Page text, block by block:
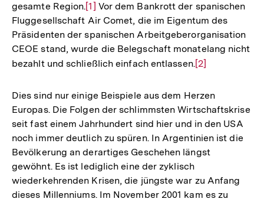
gesamte Region.Zur
Auflösung
der
Fußnote
[1] Vor dem Bankrott der spanischen
Fluggesellschaft Air Comet, die im Eigentum des
Präsidenten der spanischen Arbeitgeberorganisation
CEOE stand, wurde die Belegschaft monatelang nicht
bezahlt und schließlich einfach entlassen.Zur
der
Fußnote
[2]
Dies sind nur einige Beispiele aus dem Herzen
Europas. Die Folgen der schlimmsten Wirtschaftskrise
seit fast einem Jahrhundert sind hier und in den USA
noch immer deutlich zu spüren. In Argentinien ist die
Bevölkerung an derartiges Geschehen längst
gewöhnt. Es ist lediglich eine der zyklisch
wiederkehrenden Krisen, die jüngste war zu Anfang
dieses Millenniums. Im November 2001 kam es zu